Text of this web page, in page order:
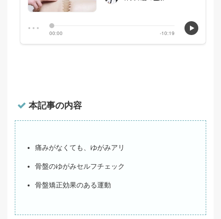
本記事の内容
痛みがなくても、ゆがみアリ
骨盤のゆがみセルフチェック
骨盤矯正効果のある運動